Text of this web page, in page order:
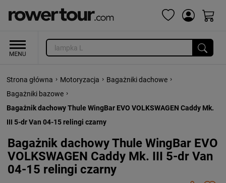
Strona główna › Motoryzacja › Bagażniki dachowe ›
Bagażniki bazowe ›
Bagażnik dachowy Thule WingBar EVO VOLKSWAGEN Caddy Mk.
III 5-dr Van 04-15 relingi czarny
Bagażnik dachowy Thule WingBar EVO
VOLKSWAGEN Caddy Mk. III 5-dr Van
04-15 relingi czarny